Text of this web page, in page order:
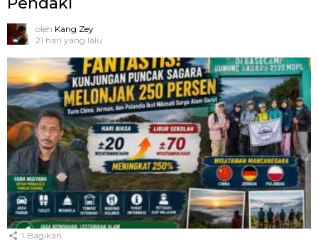
oleh Kang Zey
21 hari yang lalu
1 Bagikan